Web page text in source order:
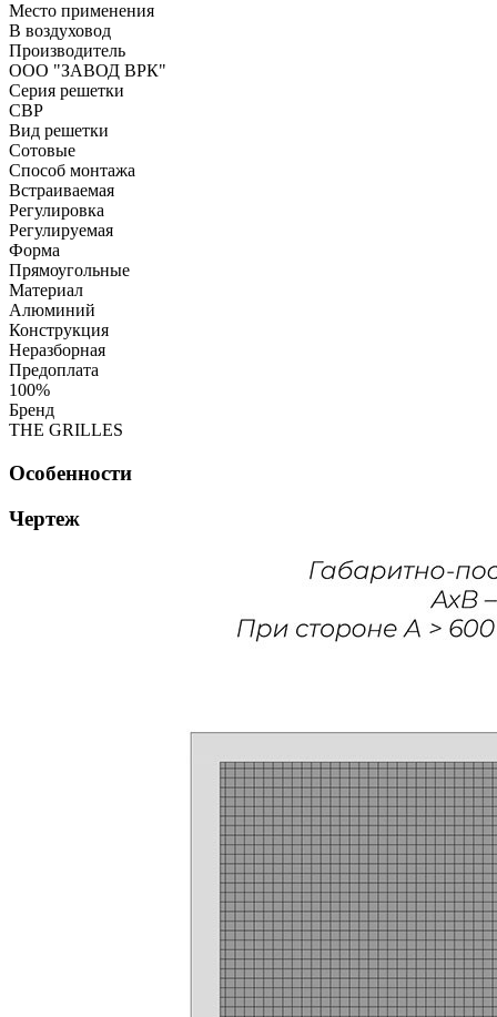
Место применения
В воздуховод
Производитель
ООО "ЗАВОД ВРК"
Серия решетки
СВР
Вид решетки
Сотовые
Способ монтажа
Встраиваемая
Регулировка
Регулируемая
Форма
Прямоугольные
Материал
Алюминий
Конструкция
Неразборная
Предоплата
100%
Бренд
THE GRILLES
Особенности
Чертеж